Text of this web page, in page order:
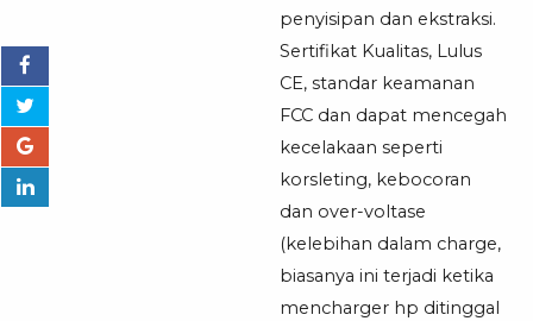
penyisipan dan ekstraksi.
Sertifikat Kualitas, Lulus
CE, standar keamanan
FCC dan dapat mencegah
kecelakaan seperti
korsleting, kebocoran
dan over-voltase
(kelebihan dalam charge,
biasanya ini terjadi ketika
mencharger hp ditinggal